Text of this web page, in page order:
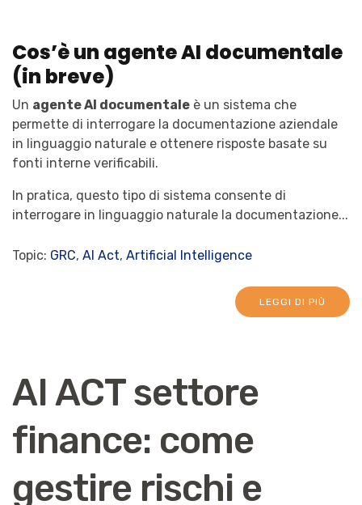
Cos’è un agente AI documentale
(in breve)
Un agente AI documentale è un sistema che
permette di interrogare la documentazione aziendale
in linguaggio naturale e ottenere risposte basate su
fonti interne verificabili.
In pratica, questo tipo di sistema consente di
interrogare in linguaggio naturale la documentazione...
Topic: GRC, AI Act, Artificial Intelligence
LEGGI DI PIÙ
AI ACT settore
finance: come
gestire rischi e